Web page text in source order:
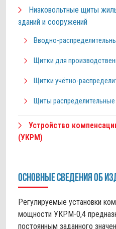
Низковольтные щиты
зданий и сооружений
Вводно-
Щитки для
Щитки учётно-
Щиты распределительные
Устройство
(УКРМ)
Основные сведения об
Регулируемые установки
мощности УКРМ-0,4
постоянным заданного